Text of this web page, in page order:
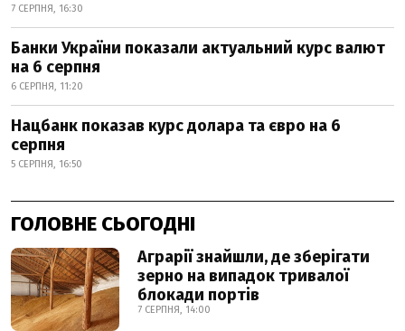
7 СЕРПНЯ, 16:30
Банки України показали актуальний курс валют
на 6 серпня
6 СЕРПНЯ, 11:20
Нацбанк показав курс долара та євро на 6
серпня
5 СЕРПНЯ, 16:50
ГОЛОВНЕ СЬОГОДНІ
Аграрії знайшли, де зберігати
зерно на випадок тривалої
блокади портів
7 СЕРПНЯ, 14:00